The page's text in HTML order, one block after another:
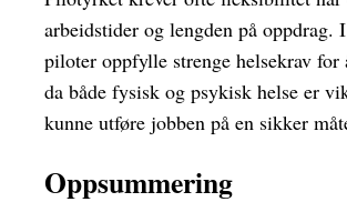
arbeidstider og lengden på oppdrag.
piloter oppfylle strenge helsekrav for
da både fysisk og psykisk helse er
kunne utføre jobben på en sikker
Oppsummering